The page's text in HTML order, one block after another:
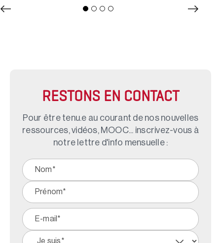
RESTONS EN CONTACT
Pour être tenu.e au courant de nos nouvelles
ressources, vidéos, MOOC... inscrivez-vous à
notre lettre d'info mensuelle :